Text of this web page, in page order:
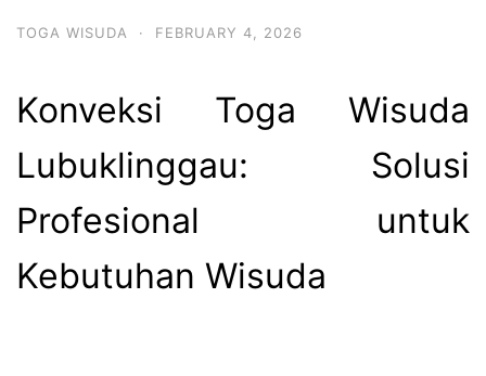
TOGA WISUDA · FEBRUARY 4, 2026
Konveksi Toga Wisuda
Lubuklinggau: Solusi
Profesional untuk
Kebutuhan Wisuda